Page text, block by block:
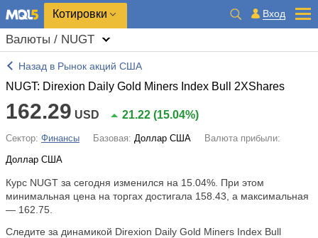
Котировки Вход
Валюты / NUGT
Назад в Рынок акций США
NUGT: Direxion Daily Gold Miners Index Bull 2XShares
162.29 USD 21.22 (15.04%)
Сектор: Финансы Базовая: Доллар США
Валюта прибыли:
Доллар США
Курс NUGT за сегодня изменился на 15.04% . При этом
минимальная цена на торгах достигала 158.43, а максимальная
— 162.75.
Следите за динамикой Direxion Daily Gold Miners Index Bull